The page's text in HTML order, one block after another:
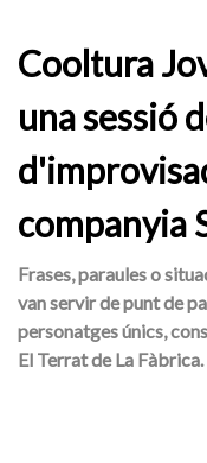
Cooltura
una sessió
companyia
Frases, paraules o
van servir de punt de
personatges únics,
El Terrat de La Fàbrica.